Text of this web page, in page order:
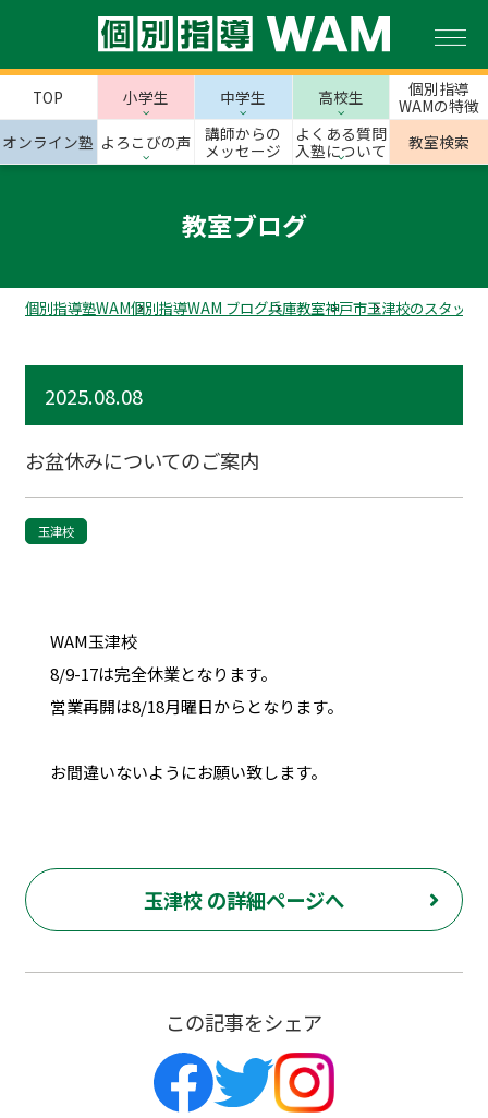
TOP 小学生 中学生 高校生
個別指導
WAMの特徴
オンライン塾 よろこびの声
講師からの
メッセージ
よくある質問
入塾について
教室検索
教室ブログ
個別指導塾WAM個別指導WAM ブログ兵庫教室神戸市玉津校のスタッフ
2025.08.08
お盆休みについてのご案内
玉津校
WAM玉津校
8/9-17は完全休業となります。
営業再開は8/18月曜日からとなります。
お間違いないようにお願い致します。
玉津校 の詳細ページへ
この記事をシェア